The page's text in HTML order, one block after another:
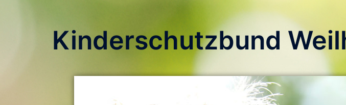
Kinderschutzbund